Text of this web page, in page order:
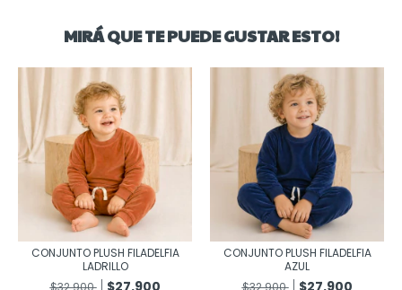
MIRÁ QUE TE PUEDE GUSTAR ESTO!
CONJUNTO PLUSH FILADELFIA
LADRILLO
$32.900
$27.900
CONJUNTO PLUSH FILADELFIA
AZUL
$32.900
$27.900